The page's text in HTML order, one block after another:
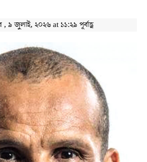
, ৯ জুলাই, ২০২৬ at ১১:২৯ পূর্বাহ্ণ